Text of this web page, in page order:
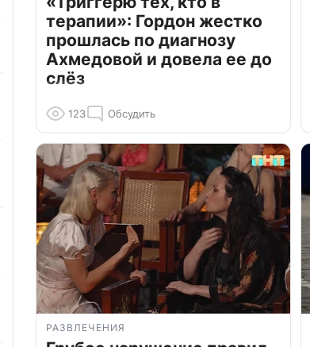
терапии»: Гордон жестко
прошлась по диагнозу
Ахмедовой и довела ее до
слёз
123 Обсудить
РАЗВЛЕЧЕНИЯ